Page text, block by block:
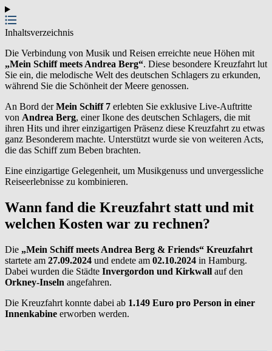
Inhaltsverzeichnis
Die Verbindung von Musik und Reisen erreichte neue Höhen mit
„Mein Schiff meets Andrea Berg“. Diese besondere Kreuzfahrt lut
Sie ein, die melodische Welt des deutschen Schlagers zu erkunden,
während Sie die Schönheit der Meere genossen.
An Bord derMein Schiff 7 erlebten Sie exklusive Live-Auftritte
von Andrea Berg, einer Ikone des deutschen Schlagers, die mit
ihren Hits und ihrer einzigartigen Präsenz diese Kreuzfahrt zu etwas
ganz Besonderem machte. Unterstützt wurde sie von weiteren Acts,
die das Schiff zum Beben brachten.
Eine einzigartige Gelegenheit, um Musikgenuss und unvergessliche
Reiseerlebnisse zu kombinieren.
Wann fand die Kreuzfahrt statt und mit
welchen Kosten war zu rechnen?
Die „Mein Schiff meets Andrea Berg & Friends“ Kreuzfahrt
startete am 27.09.2024 und endete am 02.10.2024 in Hamburg.
Dabei wurden die Städte Invergordon und Kirkwall auf den
Orkney-Inseln angefahren.
Die Kreuzfahrt konnte dabei ab 1.149 Euro pro Person in einer
Innenkabine erworben werden.